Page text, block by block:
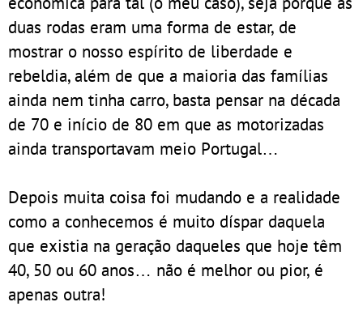
duas rodas eram uma forma de estar, de
mostrar o nosso espírito de liberdade e
rebeldia, além de que a maioria das famílias
ainda nem tinha carro, basta pensar na década
de 70 e início de 80 em que as motorizadas
ainda transportavam meio Portugal…
Depois muita coisa foi mudando e a realidade
como a conhecemos é muito díspar daquela
que existia na geração daqueles que hoje têm
40, 50 ou 60 anos… não é melhor ou pior, é
apenas outra!